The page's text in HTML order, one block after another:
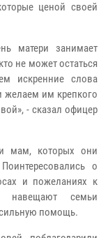
ценой своей
матери занимает
не может остаться
искренние слова
желаем им крепкого
- сказал офицер
мам, которых они
о
и пожеланиях к
навещают семьи
помощь.